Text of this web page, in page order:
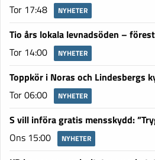
Tor 17:48
NYHETER
Tio års lokala levnadsöden –
Tor 14:00
NYHETER
Toppkör i Noras och Lindesbergs
Tor 06:00
NYHETER
S vill införa gratis mensskydd:
Ons 15:00
NYHETER